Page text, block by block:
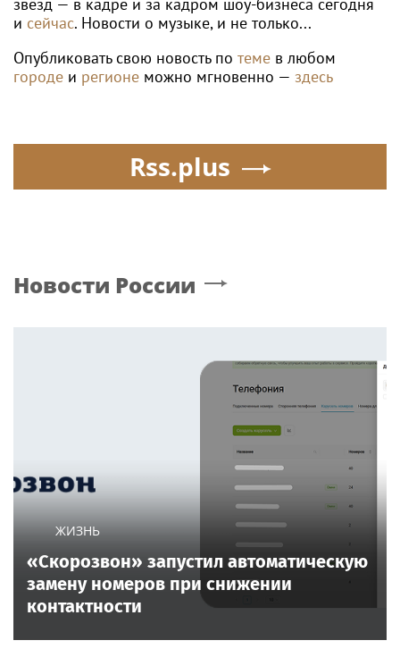
звёзд — в кадре и за кадром шоу-бизнеса сегодня
и сейчас. Новости о музыке, и не только...
Опубликовать свою новость по теме в любом
городе и регионе можно мгновенно — здесь
Rss.plus
Новости России
ЖИЗНЬ
«Скорозвон» запустил автоматическую
замену номеров при снижении
контактности